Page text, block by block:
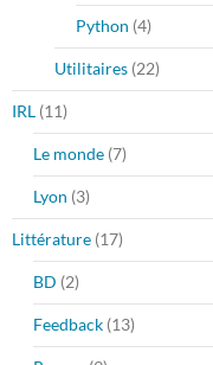
Python (4)
Utilitaires (22)
IRL (11)
Le monde (7)
Lyon (3)
Littérature (17)
BD (2)
Feedback (13)